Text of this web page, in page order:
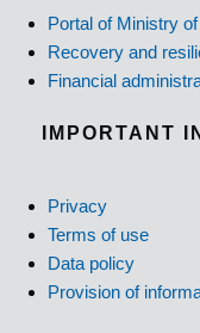
Portal of Ministry
Recovery and
Financial
IMPORTANT
Privacy
Terms of use
Data policy
Provision of